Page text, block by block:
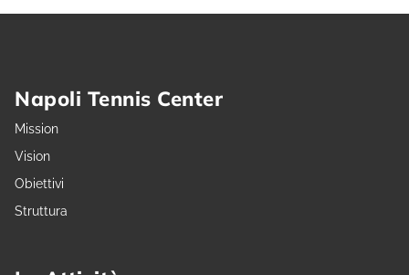
Napoli Tennis Center
Mission
Vision
Obiettivi
Struttura